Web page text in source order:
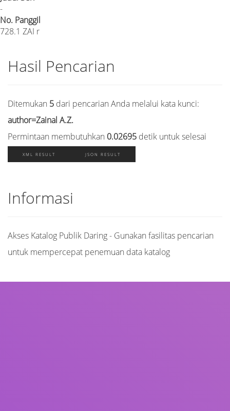
-
No. Panggil
728.1 ZAI r
Hasil Pencarian
Ditemukan 5 dari pencarian Anda melalui kata kunci:
author=Zainal A.Z.
Permintaan membutuhkan 0.02695 detik untuk selesai
XML RESULT JSON RESULT
Informasi
Akses Katalog Publik Daring - Gunakan fasilitas pencarian
untuk mempercepat penemuan data katalog